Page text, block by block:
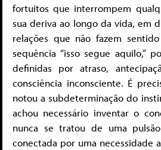
fortuitos que interrompem
sua deriva ao longo da vida, em
relações que não fazem
sequência “isso segue aquilo,”
definidas por atraso,
consciência inconsciente. É
notou a subdeterminação do
achou necessário inventar o
nunca se tratou de uma
conectada por uma necessidade